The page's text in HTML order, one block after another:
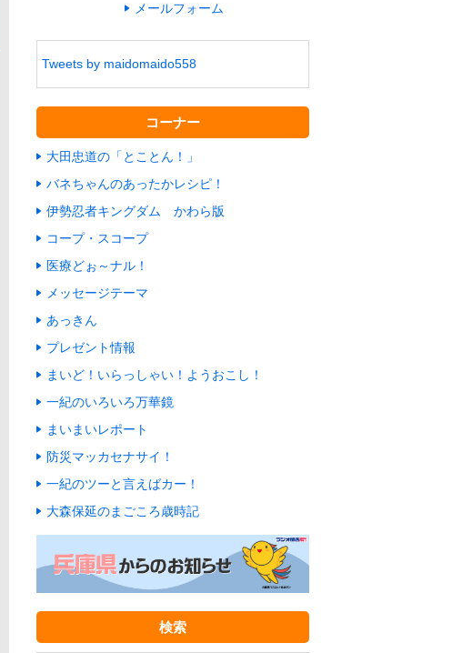
メールフォーム
Tweets by maidomaido558
コーナー
大田忠道の「とことん！」
バネちゃんのあったかレシピ！
伊勢忍者キングダム かわら版
コープ・スコープ
医療どぉ～ナル！
メッセージテーマ
あっきん
プレゼント情報
まいど！いらっしゃい！ようおこし！
一紀のいろいろ万華鏡
まいまいレポート
防災マッカセナサイ！
一紀のツーと言えばカー！
大森保延のまごころ歳時記
検索